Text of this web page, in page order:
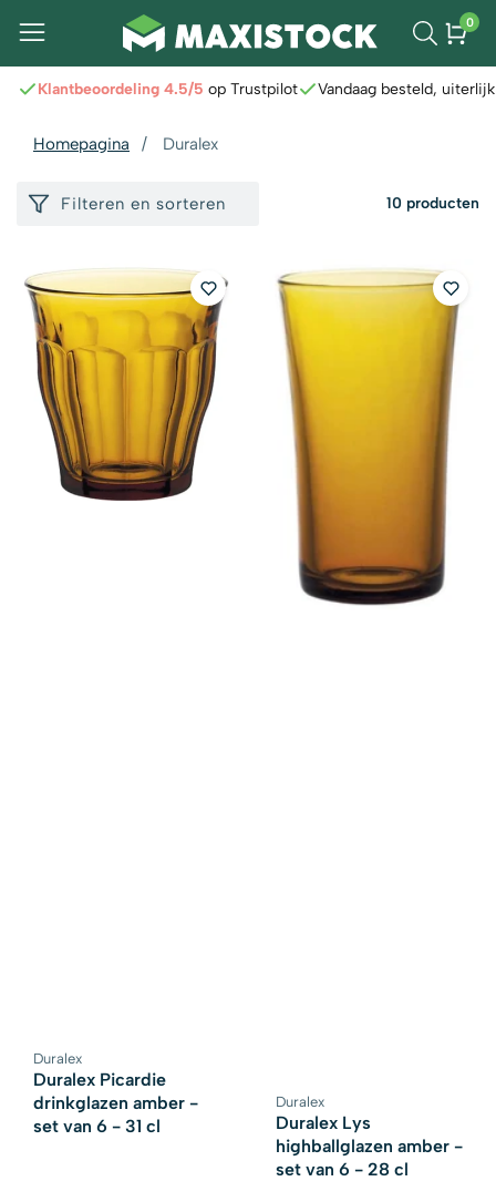
0
Klantbeoordeling 4.5/5 op Trustpilot Vandaag besteld,
Homepagina Duralex
Filteren en sorteren 10 producten
Leverancier:
Duralex
Duralex Picardie
drinkglazen amber -
set van 6 - 31 cl
Leverancier:
Duralex
Duralex Lys
highballglazen amber -
set van 6 - 28 cl